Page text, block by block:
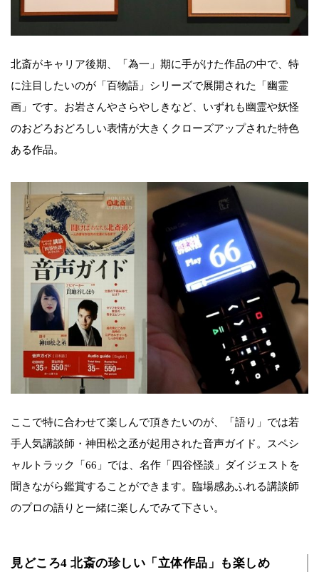
北斎がキャリア後期、「為一」期に手がけた作品の中で、特
に注目したいのが「百物語」シリーズで展開された「幽霊
画」です。お岩さんやさらやしきなど、いずれも幽霊や妖怪
のおどろおどろしい表情が大きくクローズアップされた特色
ある作品。
ここで特に合わせて楽しんで頂きたいのが、「語り」では若
手人気講談師・神田松之丞が起用された音声ガイド。スペシ
ャルトラック「66」では、名作「四谷怪談」ダイジェストを
聞きながら鑑賞することができます。臨場感あふれる講談師
のプロの語りと一緒に楽しんでみて下さい。
見どころ4 北斎の珍しい「立体作品」も楽しめ